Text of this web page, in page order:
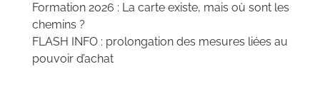
Formation 2026 : La carte existe, mais où sont les
chemins ?
FLASH INFO : prolongation des mesures liées au
pouvoir d’achat